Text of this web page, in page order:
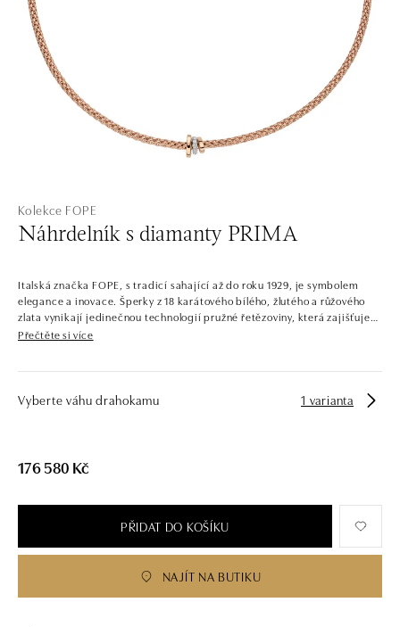
Kolekce FOPE
Náhrdelník s diamanty PRIMA
Italská značka FOPE, s tradicí sahající až do roku 1929, je symbolem
elegance a inovace. Šperky z 18 karátového bílého, žlutého a růžového
zlata vynikají jedinečnou technologií pružné řetězoviny, která zajišťuje
výjimečný komfort a styl. Jsou skvělé pro každou příležitost, pro ženy i
Přečtěte si více
Vyberte váhu drahokamu 1 varianta
176 580 Kč
PŘIDAT DO KOŠÍKU
NAJÍT NA BUTIKU